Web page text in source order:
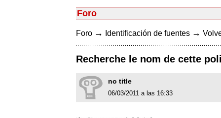
Foro
Foro → Identificación de fuentes →
Recherche le nom de cette
no title
06/03/2011 a las 16:33